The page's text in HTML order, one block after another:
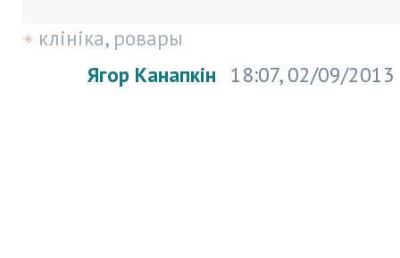
клініка, ровары
Ягор Канапкін
18:07, 02/09/2013